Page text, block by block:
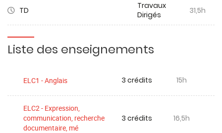
TD
Travaux
Dirigés
31,5h
Liste des enseignements
ELC1 - Anglais 3 crédits 15h
ELC2 - Expression,
communication, recherche
documentaire, mé
3 crédits 16,5h